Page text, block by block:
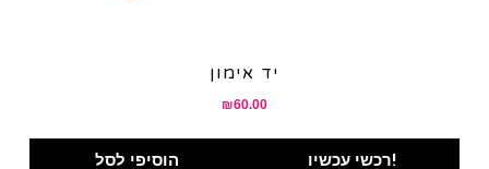
יד אימון
₪60.00
הוסיפי לסל רכשי עכשיו!